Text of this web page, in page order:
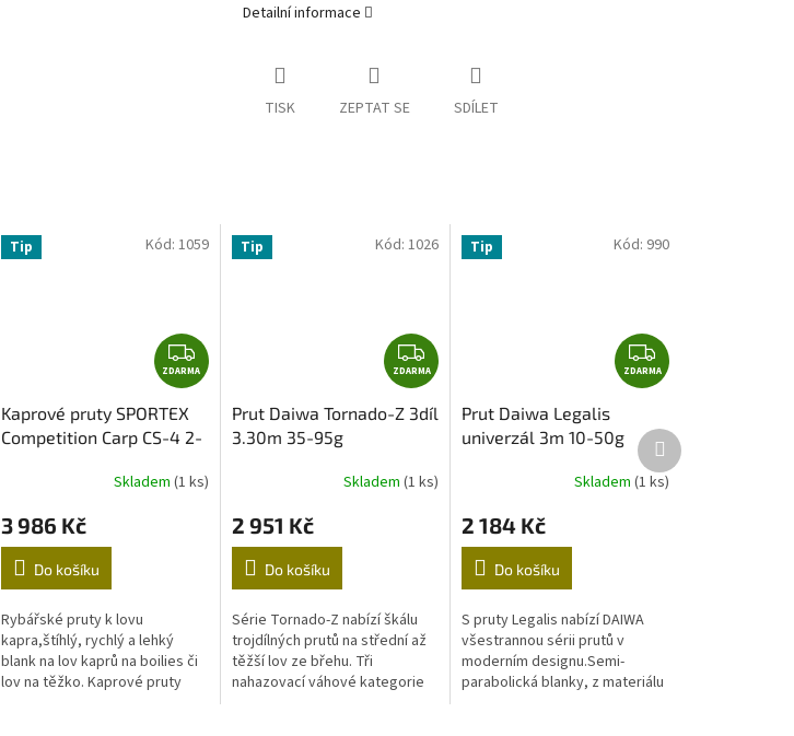
Detailní informace
TISK ZEPTAT SE SDÍLET
Tip
Z
D
R
A
ZDARMA
Kaprové pruty SPORTEX
Competition Carp CS-4 2-
Skladem (1 ks)
3 986 Kč
Do košíku
Rybářské pruty k lovu
kapra,štíhlý, rychlý a lehký
blank na lov kaprů na boilies či
lov na těžko. Kaprové pruty
Kód: 1059 Tip
Z
D
A
R
A
ZDARMA
Prut Daiwa Tornado-Z 3díl
3.30m 35-95g
Skladem(1 ks)
2 951 Kč
Do košíku
Série Tornado-Z nabízí škálu
trojdílných prutů na střední až
těžší lov ze břehu. Tři
nahazovací váhové kategorie
Kód:1026 Tip
Z
D
R
M
A
ZDARMA
Prut Daiwa Legalis
univerzál 3m 10-50g
Skladem (1 ks)
2 184 Kč
Do košíku
S pruty Legalis nabízí DAIWA
všestrannou sérii prutů v
moderním designu.Semi-
parabolická blanky, z materiálu
Kód: 990
Další
produkt